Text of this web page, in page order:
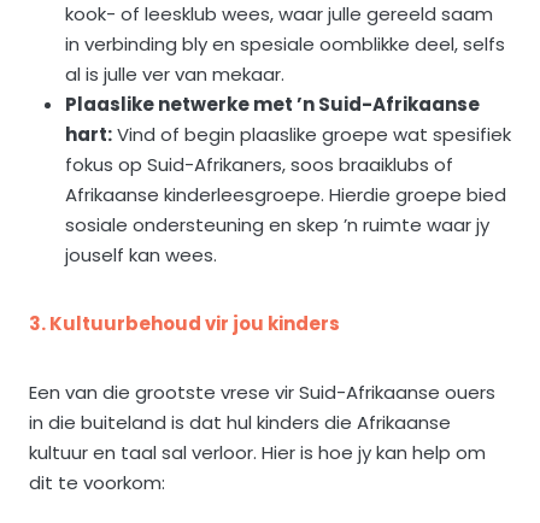
kook- of leesklub wees, waar julle gereeld saam
in verbinding bly en spesiale oomblikke deel, selfs
al is julle ver van mekaar.
Plaaslike netwerke met ’n Suid-Afrikaanse
hart:Vind of begin plaaslike groepe wat spesifiek
fokus op Suid-Afrikaners, soos braaiklubs of
Afrikaanse kinderleesgroepe. Hierdie groepe bied
sosiale ondersteuning en skep ’n ruimte waar jy
jouself kan wees.
3. Kultuurbehoud vir jou kinders
Een van die grootste vrese vir Suid-Afrikaanse ouers
in die buiteland is dat hul kinders die Afrikaanse
kultuur en taal sal verloor. Hier is hoe jy kan help om
dit te voorkom: